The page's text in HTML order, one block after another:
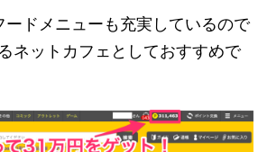
ードメニューも充実しているので
ネットカフェとしておすすめで